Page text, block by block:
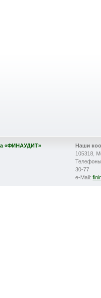
«ФИНАУДИТ»
Наши
105318,
30-77
e-Mail: